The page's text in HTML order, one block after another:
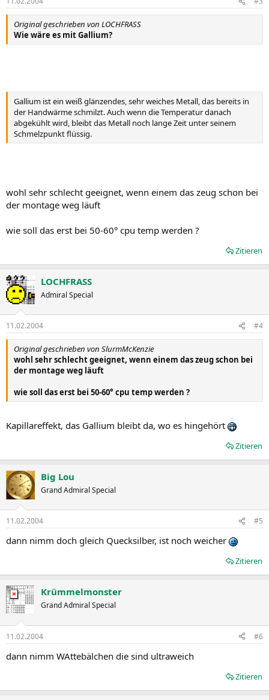
Original geschrieben von LOCHFRASS
Wie wäre es mit Gallium?
Gallium ist ein weiß glänzendes, sehr weiches Metall, das bereits in
der Handwärme schmilzt. Auch wenn die Temperatur danach
abgekühlt wird, bleibt das Metall noch lange Zeit unter seinem
Schmelzpunkt flüssig.
wohl sehr schlecht geeignet, wenn einem das zeug schon bei
der montage weg läuft
wie soll das erst bei 50-60° cpu temp werden ?
Zitieren
LOCHFRASS
Admiral Special
11.02.2004 #4
Original geschrieben von SlurmMcKenzie
wohl sehr schlecht geeignet, wenn einem das zeug schon bei
der montage weg läuft
wie soll das erst bei 50-60° cpu temp werden ?
Kapillareffekt, das Gallium bleibt da, wo es hingehört
Zitieren
Big Lou
Grand Admiral Special
11.02.2004 #5
dann nimm doch gleich Quecksilber, ist noch weicher
Zitieren
Krümmelmonster
Grand Admiral Special
11.02.2004 #6
dann nimm WAttebälchen die sind ultraweich
Zitieren